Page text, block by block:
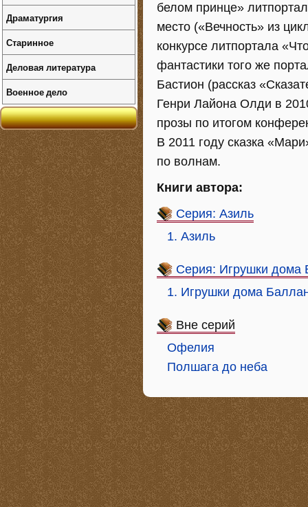
белом принце»
место («Вечность» из
конкурсе литпортала
фантастики того же
Бастион (рассказ
Генри Лайона Олди в
прозы по итогом
В 2011 году сказка
по волнам.
Книги автора:
Серия: Азиль
1. Азиль
Серия: Игрушки дома
1. Игрушки дома
Вне серий
Офелия
Полшага до неба
Драматургия
Старинное
Деловая литература
Военное дело